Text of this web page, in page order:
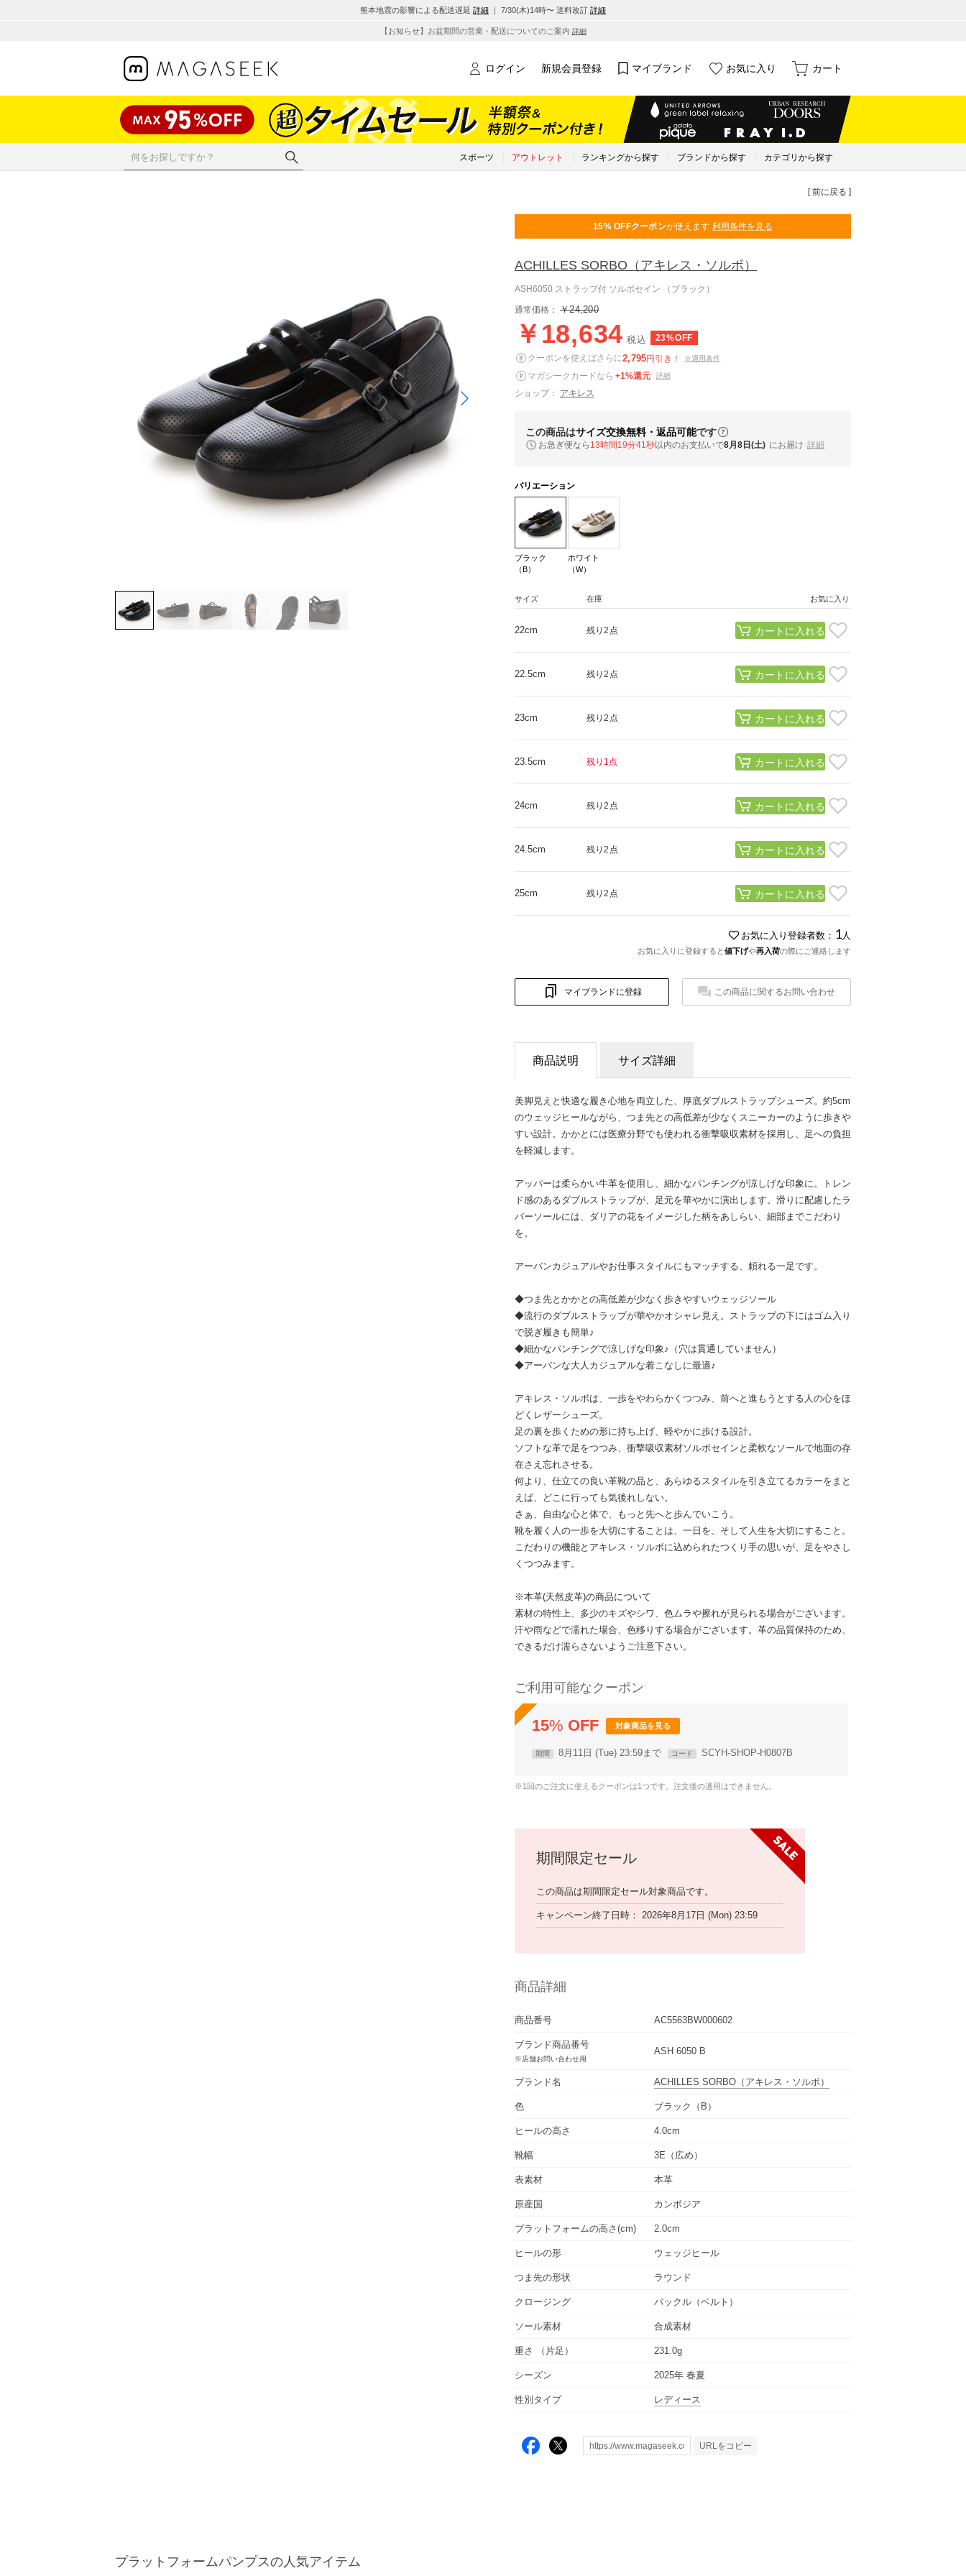
熊本地震の影響による配送遅延 詳細 ｜ 7/30(木)14時〜 送料改訂 詳細
【お知らせ】お盆期間の営業・配送についてのご案内 詳細
ログイン 新規会員登録 マイブランド お気に入り カート
スポーツ アウトレット ランキングから探す ブランドから探す カテゴリから探す
[ 前に戻る ]
15% OFFクーポンが使えます 利用条件を見る
ACHILLES SORBO （アキレス・ソルボ）
ASH6050 ストラップ付 ソルボセイン （ブラック）
通常価格： ￥24,200
￥18,634 税込 23%OFF
クーポンを使えばさらに2,795円引き！ ※適用条件
マガシークカードなら +1%還元 詳細
ショップ： アキレス
この商品はサイズ交換無料・返品可能です
お急ぎ便なら 13時間19分40秒以内のお支払いで8月8日(土) にお届け 詳細
バリエーション
ブラック
（B）
ホワイト
（W）
サイズ 在庫 お気に入り
22cm 残り2点 カートに入れる
22.5cm 残り2点 カートに入れる
23cm 残り2点 カートに入れる
23.5cm 残り1点 カートに入れる
24cm 残り2点 カートに入れる
24.5cm 残り2点 カートに入れる
25cm 残り2点 カートに入れる
お気に入り登録者数： 1 人
お気に入りに登録すると値下げや再入荷の際にご連絡します
マイブランドに登録 この商品に関するお問い合わせ
商品説明 サイズ詳細
美脚見えと快適な履き心地を両立した、厚底ダブルストラップシューズ。約5cm
のウェッジヒールながら、つま先との高低差が少なくスニーカーのように歩きや
すい設計。かかとには医療分野でも使われる衝撃吸収素材を採用し、足への負担
を軽減します。
アッパーは柔らかい牛革を使用し、細かなパンチングが涼しげな印象に。トレン
ド感のあるダブルストラップが、足元を華やかに演出します。滑りに配慮したラ
バーソールには、ダリアの花をイメージした柄をあしらい、細部までこだわり
を。
アーバンカジュアルやお仕事スタイルにもマッチする、頼れる一足です。
◆つま先とかかとの高低差が少なく歩きやすいウェッジソール
◆流行のダブルストラップが華やかオシャレ見え。ストラップの下にはゴム入り
で脱ぎ履きも簡単♪
◆細かなパンチングで涼しげな印象♪（穴は貫通していません）
◆アーバンな大人カジュアルな着こなしに最適♪
アキレス・ソルボは、一歩をやわらかくつつみ、前へと進もうとする人の心をほ
どくレザーシューズ。
足の裏を歩くための形に持ち上げ、軽やかに歩ける設計。
ソフトな革で足をつつみ、衝撃吸収素材ソルボセインと柔軟なソールで地面の存
在さえ忘れさせる。
何より、仕立ての良い革靴の品と、あらゆるスタイルを引き立てるカラーをまと
えば、どこに行っても気後れしない。
さぁ、自由な心と体で、もっと先へと歩んでいこう。
靴を履く人の一歩を大切にすることは、一日を、そして人生を大切にすること。
こだわりの機能とアキレス・ソルボに込められたつくり手の思いが、足をやさし
くつつみます。
※本革(天然皮革)の商品について
素材の特性上、多少のキズやシワ、色ムラや擦れが見られる場合がございます。
汗や雨などで濡れた場合、色移りする場合がございます。革の品質保持のため、
できるだけ濡らさないようご注意下さい。
ご利用可能なクーポン
15% OFF 対象商品を見る
期間 8月11日 (Tue) 23:59まで コード SCYH-SHOP-H0807B
※1回のご注文に使えるクーポンは1つです。注文後の適用はできません。
期間限定セール
この商品は期間限定セール対象商品です。
キャンペーン終了日時 2026年8月17日 (Mon) 23:59
商品詳細
商品番号 AC5563BW000602
ブランド商品番号
※店舗お問い合わせ用
ASH 6050 B
ブランド名 ACHILLES SORBO （アキレス・ソルボ）
色 ブラック（B）
ヒールの高さ 4.0cm
靴幅 3E（広め）
表素材 本革
原産国 カンボジア
プラットフォームの高さ(cm) 2.0cm
ヒールの形 ウェッジヒール
つま先の形状 ラウンド
クロージング バックル（ベルト）
ソール素材 合成素材
重さ （片足） 231.0g
シーズン 2025年 春夏
性別タイプ レディース
URLをコピー
プラットフォームパンプスの人気アイテム